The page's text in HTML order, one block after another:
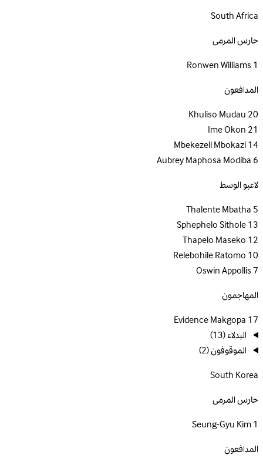
South Africa
حارس المرمى
1
Ronwen Williams
المدافعون
20
Khuliso Mudau
21
Ime Okon
14
Mbekezeli Mbokazi
6
Aubrey Maphosa Modiba
لاعبو الوسط
5
Thalente Mbatha
13
Sphephelo Sithole
12
Thapelo Maseko
10
Relebohile Ratomo
7
Oswin Appollis
المهاجمون
17
Evidence Makgopa
البدلاء(13)
الموقوفون(2)
South Korea
حارس المرمى
1
Seung-Gyu Kim
المدافعون